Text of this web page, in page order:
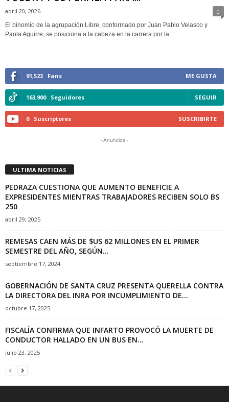
abril 20, 2026 0
El binomio de la agrupación Libre, conformado por Juan Pablo Velasco y
Paola Aguirre, se posiciona a la cabeza en la carrera por la...
91,523 Fans ME GUSTA
163,900 Seguidores SEGUIR
0 Suscriptores SUSCRIBIRTE
- Anuncios -
ULTIMA NOTICIAS
PEDRAZA CUESTIONA QUE AUMENTO BENEFICIE A
EXPRESIDENTES MIENTRAS TRABAJADORES RECIBEN SOLO BS
250
abril 29, 2025
REMESAS CAEN MÁS DE $US 62 MILLONES EN EL PRIMER
SEMESTRE DEL AÑO, SEGÚN...
septiembre 17, 2024
GOBERNACIÓN DE SANTA CRUZ PRESENTA QUERELLA CONTRA
LA DIRECTORA DEL INRA POR INCUMPLIMIENTO DE...
octubre 17, 2025
FISCALÍA CONFIRMA QUE INFARTO PROVOCÓ LA MUERTE DE
CONDUCTOR HALLADO EN UN BUS EN...
julio 23, 2025